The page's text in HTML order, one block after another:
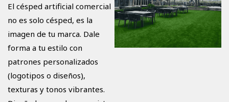
El césped artificial comercial
no es solo césped, es la
imagen de tu marca. Dale
forma a tu estilo con
patrones personalizados
(logotipos o diseños),
texturas y tonos vibrantes.